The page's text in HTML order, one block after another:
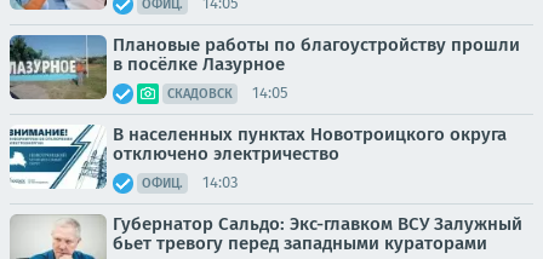
ОФИЦ.
Плановые работы по благоустройству прошли
в посёлке Лазурное
СКАДОВСК 14:05
В населенных пунктах Новотроицкого округа
отключено электричество
ОФИЦ. 14:03
Губернатор Сальдо: Экс-главком ВСУ Залужный
бьет тревогу перед западными кураторами